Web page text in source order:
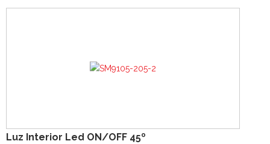
Luz Interior Led ON/OFF 45º